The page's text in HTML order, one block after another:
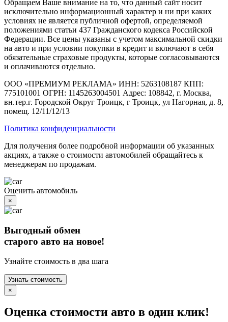
Обращаем Ваше внимание на то, что данный сайт носит
исключительно информационный характер и ни при каких
условиях не является публичной офертой, определяемой
положениями статьи 437 Гражданского кодекса Российской
Федерации. Все цены указаны с учетом максимальной скидки
на авто и при условии покупки в кредит и включают в себя
обязательные страховые продукты, которые согласовываются
и оплачиваются отдельно.
ООО «ПРЕМИУМ РЕКЛАМА» ИНН: 5263108187 КПП:
775101001 ОГРН: 1145263004501 Адрес: 108842, г. Москва,
вн.тер.г. Городской Округ Троицк, г Троицк, ул Нагорная, д. 8,
помещ. 12/11/12/13
Политика конфиденциальности
Для получения более подробной информации об указанных
акциях, а также о стоимости автомобилей обращайтесь к
менеджерам по продажам.
Оценить автомобиль
×
Выгодный обмен
старого авто на новое!
Узнайте стоимость в два шага
Узнать стоимость
×
Оценка стоимости авто в один клик!